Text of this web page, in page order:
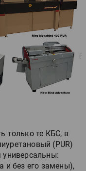
только те КБС, в
(PUR)
и без его замены),